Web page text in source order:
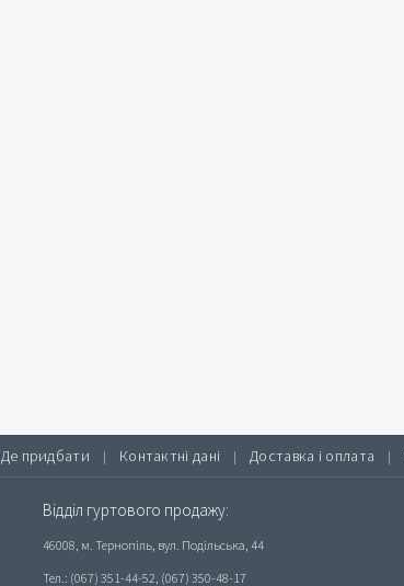
Де придбати | Контактні дані | Доставка і оплата |
Відділ гуртового продажу:
46008, м. Тернопіль, вул. Подільська, 44
Тел.: (067) 351-44-52, (067) 350-48-17